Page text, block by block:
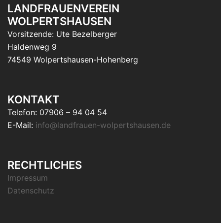
LANDFRAUENVEREIN
WOLPERTSHAUSEN
Vorsitzende: Ute Bezelberger
Haldenweg 9
74549 Wolpertshausen-Hohenberg
KONTAKT
Telefon: 07906 – 94 04 54
E-Mail: info@landfrauen-wolpertshausen.de
RECHTLICHES
Impressum
Datenschutz